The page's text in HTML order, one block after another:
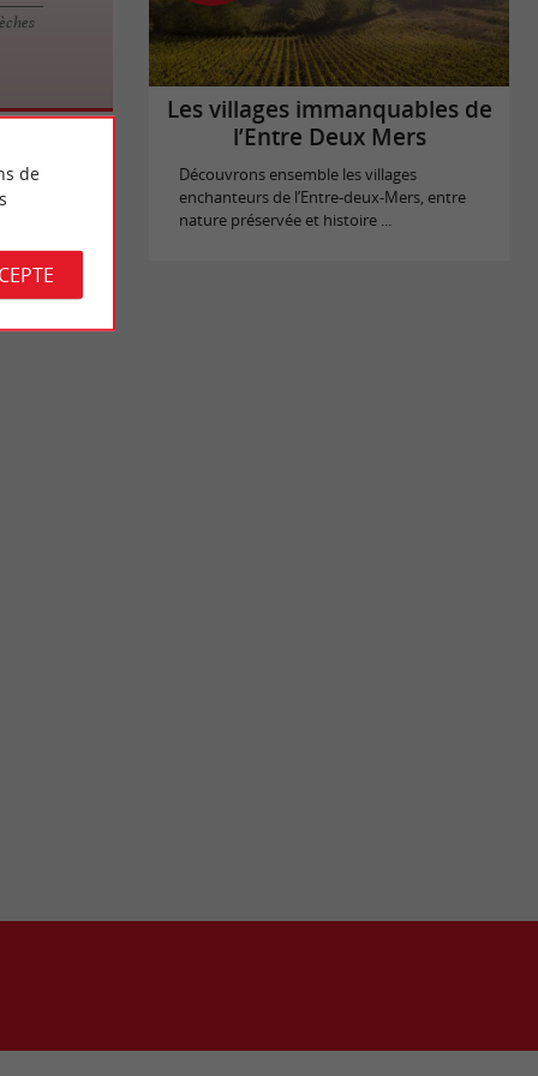
Les villages immanquables de
l’Entre Deux Mers
Découvrons ensemble les villages
enchanteurs de l’Entre-deux-Mers, entre
nature préservée et histoire ...
de